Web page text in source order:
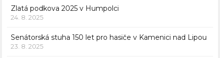
Zlatá podkova 2025 v Humpolci
24. 8. 2025
Senátorská stuha 150 let pro hasiče v Kamenici nad Lipou
23. 8. 2025